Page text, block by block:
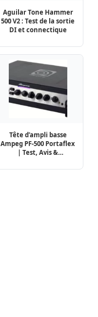
Aguilar Tone Hammer
500 V2 : Test de la sortie
DI et connectique
Tête d’ampli basse
Ampeg PF-500 Portaflex
| Test, Avis &